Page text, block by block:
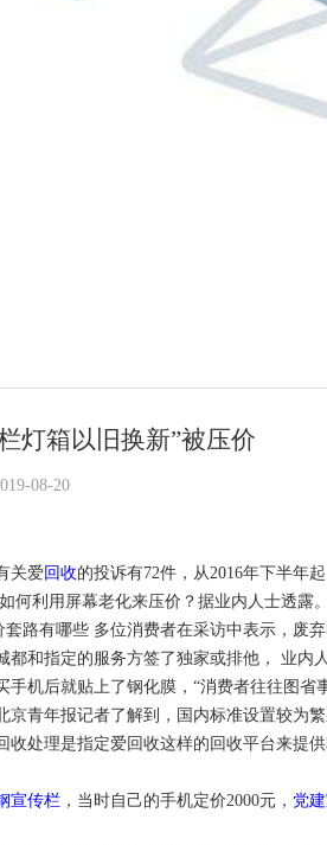
灯箱以旧换新”被压价
08-20
关爱回收的投诉有72件，从2016年下半年
何利用屏幕老化来压价？据业内人士透露。
套路有哪些 多位消费者在采访中表示，废
都和指定的服务方签了独家或排他， 业内
手机后就贴上了钢化膜，“消费者往往图
京青年报记者了解到，国内标准设置较为
处理是指定爱回收这样的回收平台来提供
宣传栏 ，当时自己的手机定价2000元， 党